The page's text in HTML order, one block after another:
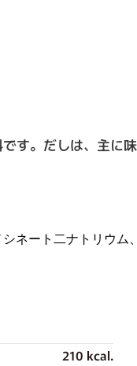
す。だしは、主に
ネート二ナトリウ
210 kcal.